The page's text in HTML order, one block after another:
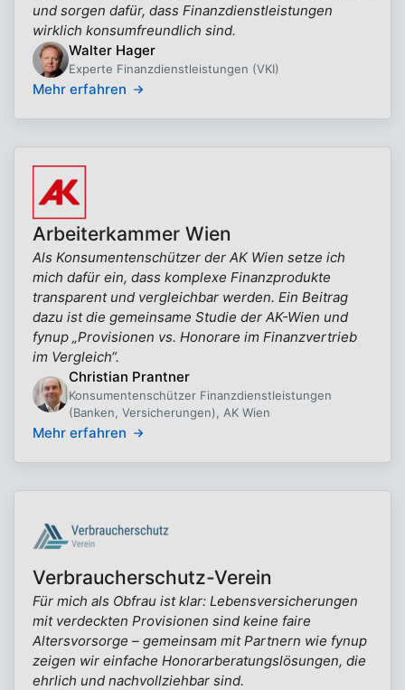
und sorgen dafür, dass Finanzdienstleistungen
wirklich konsumfreundlich sind.
Walter Hager
Experte Finanzdienstleistungen (VKI)
Mehr erfahren
Arbeiterkammer Wien
Als Konsumentenschützer der AK Wien setze ich
mich dafür ein, dass komplexe Finanzprodukte
transparent und vergleichbar werden. Ein Beitrag
dazu ist die gemeinsame Studie der AK-Wien und
fynup „Provisionen vs. Honorare im Finanzvertrieb
im Vergleich“.
Christian Prantner
Konsumentenschützer Finanzdienstleistungen
(Banken, Versicherungen), AK Wien
Mehr erfahren
Verbraucherschutz-Verein
Für mich als Obfrau ist klar: Lebensversicherungen
mit verdeckten Provisionen sind keine faire
Altersvorsorge – gemeinsam mit Partnern wie fynup
zeigen wir einfache Honorarberatungslösungen, die
ehrlich und nachvollziehbar sind.